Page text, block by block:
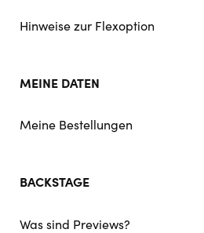
Hinweise zur Flexoption
MEINE DATEN
Meine Bestellungen
BACKSTAGE
Was sind Previews?